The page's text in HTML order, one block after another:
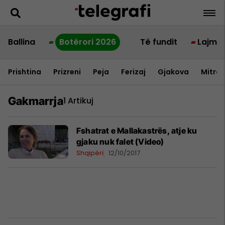
Ballina Botërori 2026 Të fundit Lajme
Prishtina Prizreni Peja Ferizaj Gjakova
Gakmarrja1 Artikuj
Fshatrat e Mallakastrës, atje ku
gjaku nuk falet (Video)
Shqipëri 12/10/2017